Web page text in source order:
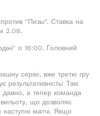
"Пизы". Ставка на
2.08.
о 16:00. Головний
серію, вже третю гру
результативність! Такі
давно, а тепер команда
що дозволяє
наступні матчі. Якщо